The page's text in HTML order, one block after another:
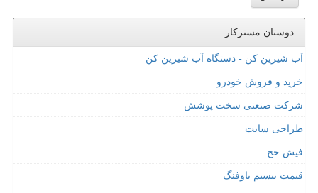
دوستان مسترکار
آب شیرین کن - دستگاه آب شیرین کن
خرید و فروش خودرو
شرکت صنعتی سخت پوشش
طراحی سایت
فیش حج
قیمت بیسیم باوفنگ